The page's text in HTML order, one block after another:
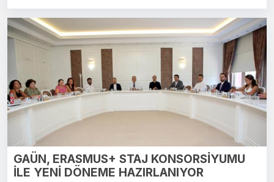
GAÜN, ERASMUS+ STAJ KONSORSİYUMU
İLE YENİ DÖNEME HAZIRLANIYOR